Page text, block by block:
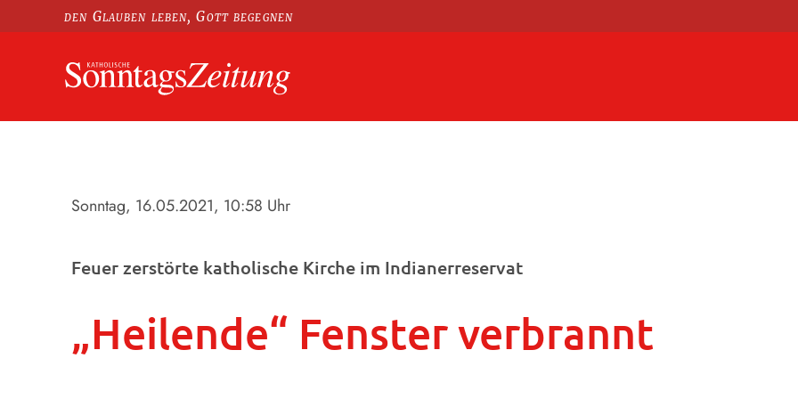
den Glauben leben, Gott begegnen
Sonntag, 16.05.2021, 10:58 Uhr
Feuer zerstörte katholische Kirche im Indianerreservat
„Heilende“ Fenster verbrannt